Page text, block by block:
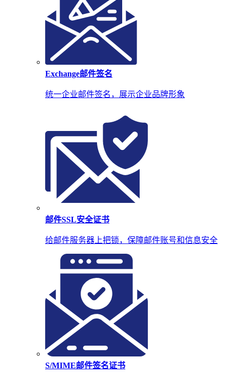
Exchange邮件签名
统一企业邮件签名，展示企业品牌形象
邮件SSL安全证书
给邮件服务器上把锁，保障邮件账号和信息安全
S/MIME邮件签名证书